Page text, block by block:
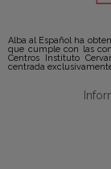
Alba al Español ha
que cumple con las
Centros Instituto
centrada